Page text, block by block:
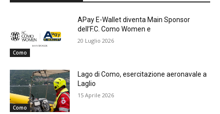
Como
APay E-Wallet diventa Main Sponsor
dell’F.C. Como Women e
20 Luglio 2026
Como
Lago di Como, esercitazione aeronavale a
Laglio
15 Aprile 2026